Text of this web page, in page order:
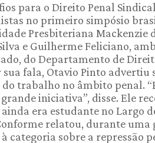
para o Direito Penal
no primeiro simpósio
Presbiteriana Mackenzie
e Guilherme Feliciano,
do Departamento de
sua fala, Otavio Pinto
trabalho no âmbito penal.
iniciativa”, disse. Ele
era estudante no Largo
relatou, durante uma
categoria sobre a repressão